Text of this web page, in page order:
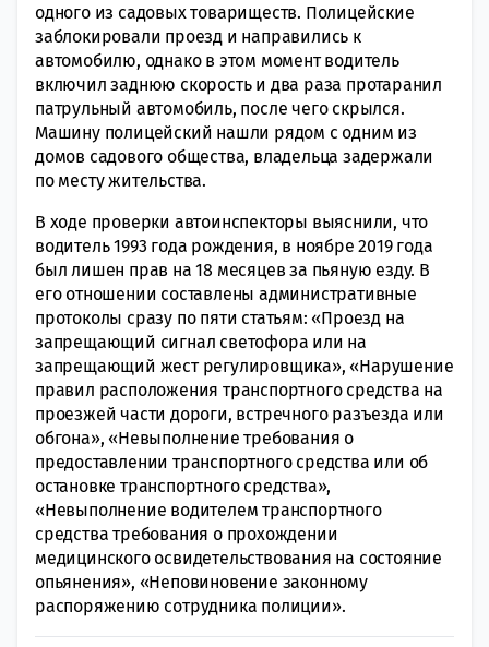
одного из садовых товариществ. Полицейские
заблокировали проезд и направились к
автомобилю, однако в этом момент водитель
включил заднюю скорость и два раза протаранил
патрульный автомобиль, после чего скрылся.
Машину полицейский нашли рядом с одним из
домов садового общества, владельца задержали
по месту жительства.
В ходе проверки автоинспекторы выяснили, что
водитель 1993 года рождения, в ноябре 2019 года
был лишен прав на 18 месяцев за пьяную езду. В
его отношении составлены административные
протоколы сразу по пяти статьям: «Проезд на
запрещающий сигнал светофора или на
запрещающий жест регулировщика», «Нарушение
правил расположения транспортного средства на
проезжей части дороги, встречного разъезда или
обгона», «Невыполнение требования о
предоставлении транспортного средства или об
остановке транспортного средства»,
«Невыполнение водителем транспортного
средства требования о прохождении
медицинского освидетельствования на состояние
опьянения», «Неповиновение законному
распоряжению сотрудника полиции».